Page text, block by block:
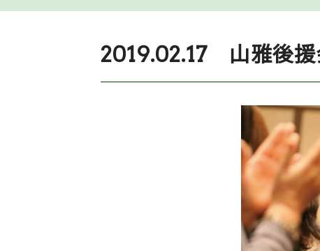
2019.02.17 山雅後援